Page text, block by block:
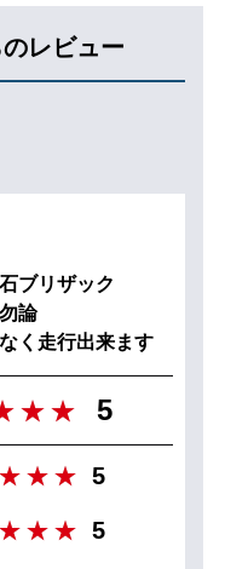
レビュー
ブリザック
論
く走行出来ます
5
5
5